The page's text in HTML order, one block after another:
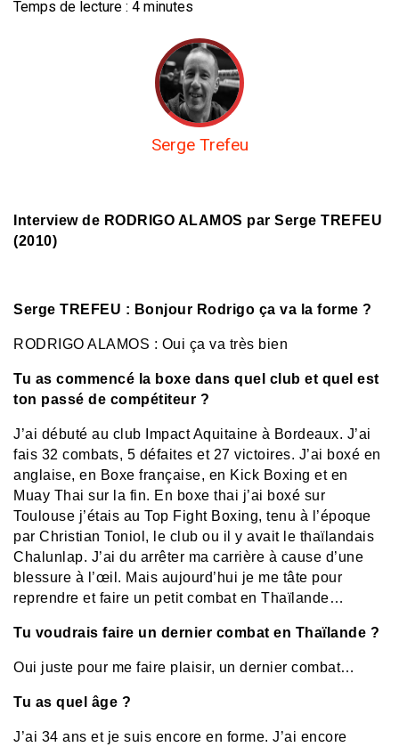
Temps de lecture : 4 minutes
Serge Trefeu
Interview de RODRIGO ALAMOS par Serge TREFEU
(2010)
Serge TREFEU : Bonjour Rodrigo ça va la forme ?
RODRIGO ALAMOS : Oui ça va très bien
Tu as commencé la boxe dans quel club et quel est
ton passé de compétiteur ?
J’ai débuté au club Impact Aquitaine à Bordeaux. J’ai
fais 32 combats, 5 défaites et 27 victoires. J’ai boxé en
anglaise, en Boxe française, en Kick Boxing et en
Muay Thai sur la fin. En boxe thai j’ai boxé sur
Toulouse j’étais au Top Fight Boxing, tenu à l’époque
par Christian Toniol, le club ou il y avait le thaïlandais
Chalunlap. J’ai du arrêter ma carrière à cause d’une
blessure à l’œil. Mais aujourd’hui je me tâte pour
reprendre et faire un petit combat en Thaïlande…
Tu voudrais faire un dernier combat en Thaïlande ?
Oui juste pour me faire plaisir, un dernier combat…
Tu as quel âge ?
J’ai 34 ans et je suis encore en forme. J’ai encore